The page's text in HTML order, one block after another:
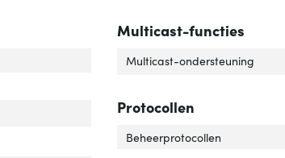
Multicast-functies
Multicast-ondersteuning
Protocollen
Beheerprotocollen